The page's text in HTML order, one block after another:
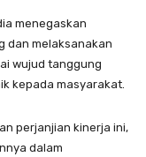
menegaskan
dan melaksanakan
wujud tanggung
kepada masyarakat.
perjanjian kinerja ini,
dalam